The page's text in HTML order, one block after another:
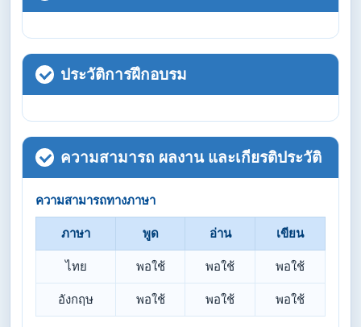
ประวัติการฝึกอบรม
ความสามารถ ผลงาน และเกียรติประวัติ
ความสามารถทางภาษา
ภาษา พูด อ่าน เขียน
ไทย พอใช้ พอใช้ พอใช้
อังกฤษ พอใช้ พอใช้ พอใช้